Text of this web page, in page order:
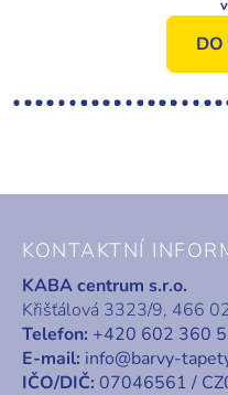
KONTAKTNÍ
KABA centrum s.r.o.
Křišťálová 3323/9, 466
Telefon: +420 602 360
E-mail: info@barvy-
IČO/DIČ: 07046561 /